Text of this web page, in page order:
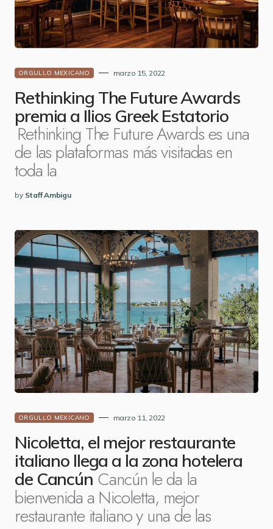
ORGULLO MEXICANO marzo 15, 2022
Rethinking The Future Awards
premia a Ilios Greek Estatorio
Rethinking The Future Awards es una
de las plataformas más visitadas en
toda la
by Staff Ambigu
ORGULLO MEXICANO marzo 11, 2022
Nicoletta, el mejor restaurante
italiano llega a la zona hotelera
de Cancún Cancún le da la
bienvenida a Nicoletta, mejor
restaurante italiano y una de las